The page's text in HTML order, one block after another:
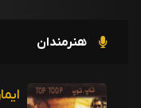
هنرمندان